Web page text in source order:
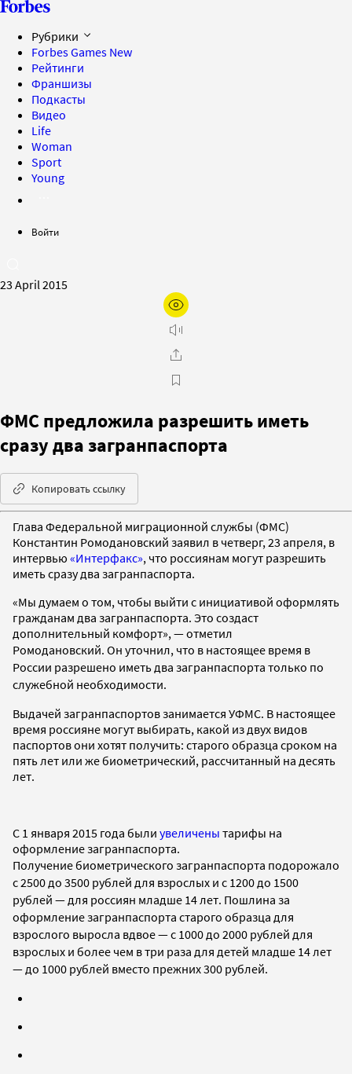
Рубрики
Forbes Games New
Рейтинги
Франшизы
Подкасты
Видео
Life
Woman
Sport
Young
Войти
23 April 2015
ФМС предложила разрешить иметь
сразу два загранпаспорта
Копировать ссылку
Глава Федеральной миграционной службы (ФМС)
Константин Ромодановский заявил в четверг, 23 апреля, в
интервью «Интерфакс», что россиянам могут разрешить
иметь сразу два загранпаспорта.
«Мы думаем о том, чтобы выйти с инициативой оформлять
гражданам два загранпаспорта. Это создаст
дополнительный комфорт», — отметил
Ромодановский. Он уточнил, что в настоящее время в
России разрешено иметь два загранпаспорта только по
служебной необходимости.
Выдачей загранпаспортов занимается УФМС. В настоящее
время россияне могут выбирать, какой из двух видов
паспортов они хотят получить: старого образца сроком на
пять лет или же биометрический, рассчитанный на десять
лет.
С 1 января 2015 года были увеличены тарифы на
оформление загранпаспорта.
Получениебиометрического загранпаспорта подорожало
с 2500 до 3500 рублей для взрослых и с 1200 до 1500
рублей — для россиян младше 14 лет. Пошлина за
оформление загранпаспорта старого образца для
взрослого выросла вдвое — с 1000 до 2000 рублей для
взрослых и более чем в три раза для детей младше 14 лет
— до 1000 рублей вместо прежних 300 рублей.